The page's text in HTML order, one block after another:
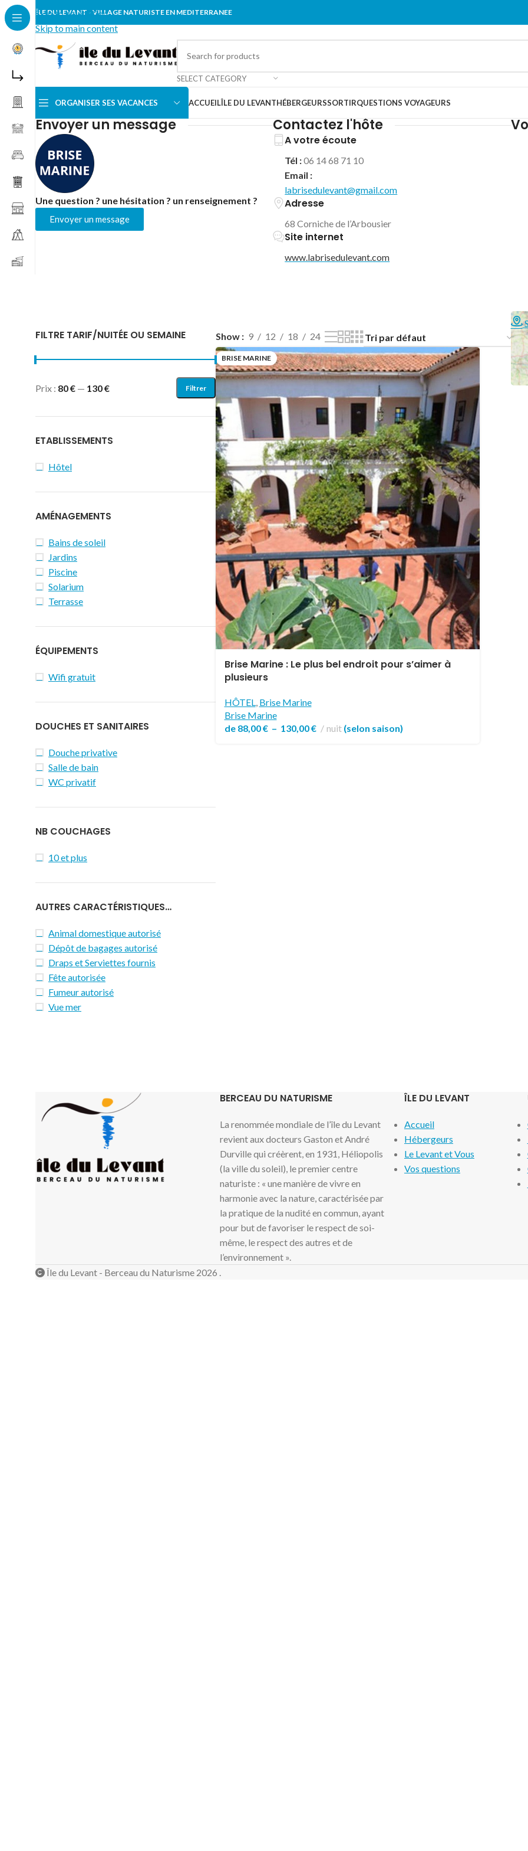
Skip to navigation
Skip to main content
ÎLE DU LEVANT - VILLAGE NATURISTE EN MEDITERRANEE
SELECT CATEGORY
ORGANISER SES VACANCES ACCUEILÎLE DU LEVANTHÉBERGEURSSORTIRQUESTIONS VOYAGEURS
Accueil/Brise Marine
Envoyer un message
Une question ? une hésitation ? un renseignement ?
Envoyer un message
Contactez l'hôte
A votre écoute
Tél :06 14 68 71 10
Email :
labrisedulevant@gmail.com
Adresse
68 Corniche de l’Arbousier
Site internet
www.labrisedulevant.com
FILTRE TARIF/NUITÉE OU SEMAINE
Filtrer
Prix : 80 € — 130 €
ETABLISSEMENTS
Hôtel
AMÉNAGEMENTS
Bains de soleil
Jardins
Piscine
Solarium
Terrasse
ÉQUIPEMENTS
Wifi gratuit
DOUCHES ET SANITAIRES
Douche privative
Salle de bain
WC privatif
NB COUCHAGES
10 et plus
AUTRES CARACTÉRISTIQUES…
Animal domestique autorisé
Dépôt de bagages autorisé
Draps et Serviettes fournis
Fête autorisée
Fumeur autorisé
Vue mer
Show 9 12 18 24
BRISE MARINE
Brise Marine : Le plus bel endroit pour s’aimer à
plusieurs
HÔTEL, Brise Marine
Brise Marine
de 88,00€ – 130,00€ nuit(selon saison)
BERCEAU DU NATURISME
La renommée mondiale de l’île du Levant
revient aux docteurs Gaston et André
Durville qui créèrent, en 1931, Héliopolis
(la ville du soleil), le premier centre
naturiste : « une manière de vivre en
harmonie avec la nature, caractérisée par
la pratique de la nudité en commun, ayant
pour but de favoriser le respect de soi-
même, le respect des autres et de
l’environnement ».
ÎLE DU LEVANT
Accueil
Hébergeurs
Le Levant et Vous
Vos questions
Île du Levant - Berceau du Naturisme 2026 .